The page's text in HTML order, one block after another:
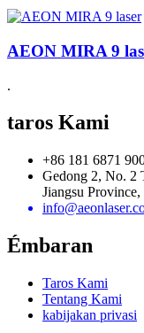
AEON MIRA 9
.
taros Kami
+86 181 6871
Gedong 2, No. 2
Jiangsu
Émbaran
Taros Kami
Tentang Kami
kabijakan privasi